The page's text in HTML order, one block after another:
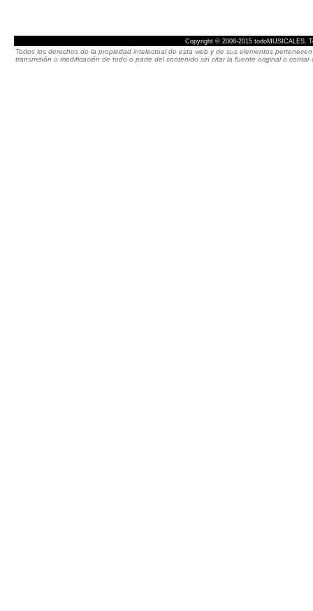
Copyright © 2008-2015 todoMUSICALES.
Todos los derechos de la propiedad intelectual de esta web y de sus elementos
transmisión o modificación de todo o parte del contenido sin citar la fuente original o